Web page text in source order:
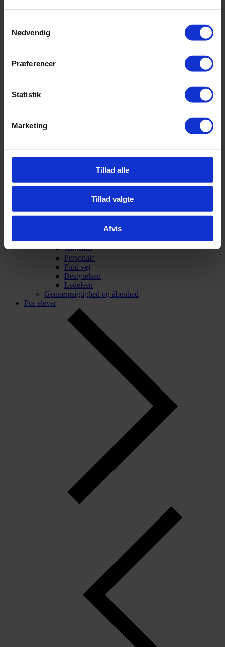
Nødvendig
Præferencer
Statistik
Marketing
Tillad alle
Tillad valgte
Afvis
TilbageKontakt
Kontakt
Personale
Find vej
Bestyrelsen
Ledelsen
Gennemsigtighed og åbenhed
For elever